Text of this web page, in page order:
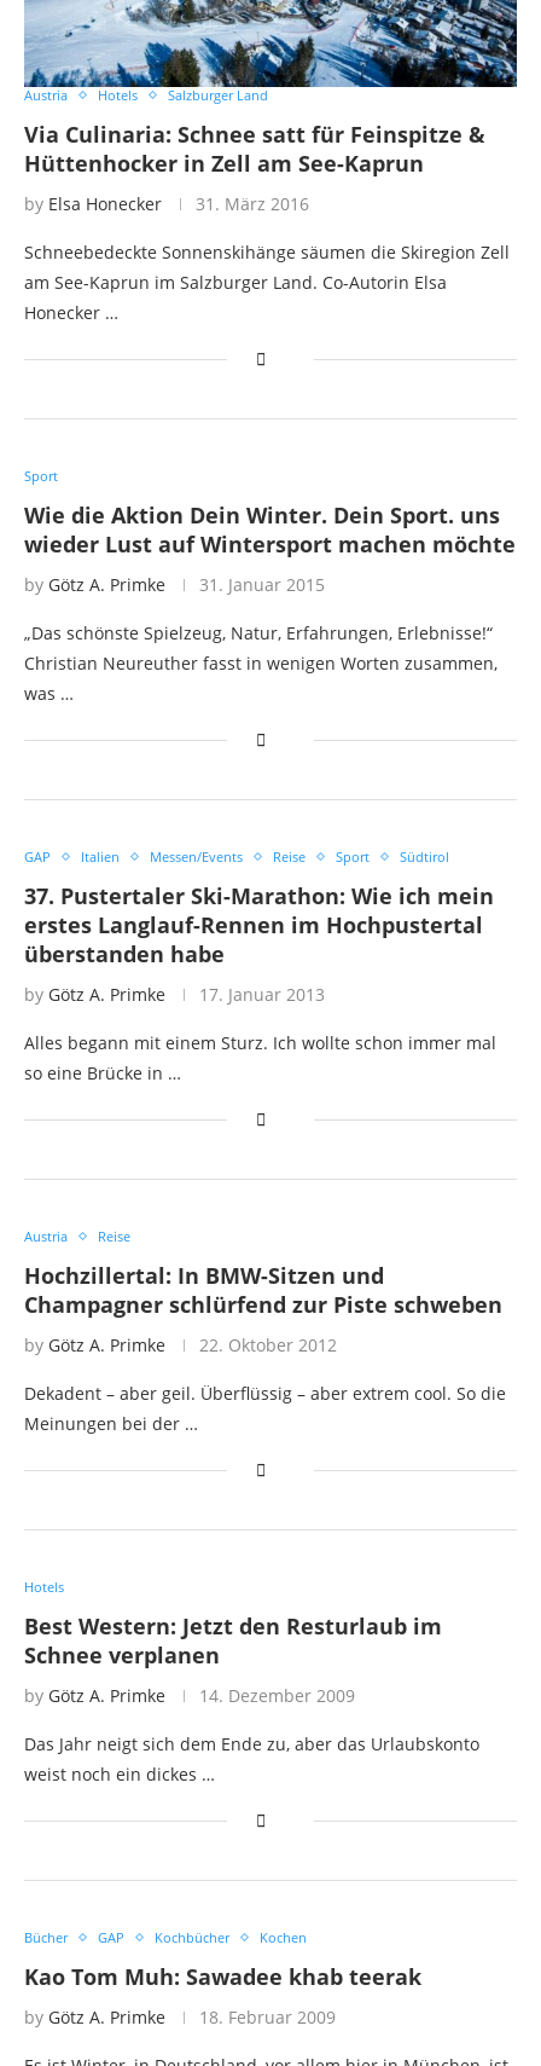
Austria Hotels Salzburger Land
Via Culinaria: Schnee satt für Feinspitze &
Hüttenhocker in Zell am See-Kaprun
by Elsa Honecker 31. März 2016
Schneebedeckte Sonnenskihänge säumen die Skiregion Zell
am See-Kaprun im Salzburger Land. Co-Autorin Elsa
Honecker …
Sport
Wie die Aktion Dein Winter. Dein Sport. uns
wieder Lust auf Wintersport machen möchte
by Götz A. Primke 31. Januar 2015
„Das schönste Spielzeug, Natur, Erfahrungen, Erlebnisse!“
Christian Neureuther fasst in wenigen Worten zusammen,
was …
GAP Italien Messen/Events Reise Sport Südtirol
37. Pustertaler Ski-Marathon: Wie ich mein
erstes Langlauf-Rennen im Hochpustertal
überstanden habe
by Götz A. Primke 17. Januar 2013
Alles begann mit einem Sturz. Ich wollte schon immer mal
so eine Brücke in …
Austria Reise
Hochzillertal: In BMW-Sitzen und
Champagner schlürfend zur Piste schweben
by Götz A. Primke 22. Oktober 2012
Dekadent – aber geil. Überflüssig – aber extrem cool. So die
Meinungen bei der …
Hotels
Best Western: Jetzt den Resturlaub im
Schnee verplanen
by Götz A. Primke 14. Dezember 2009
Das Jahr neigt sich dem Ende zu, aber das Urlaubskonto
weist noch ein dickes …
Bücher GAP Kochbücher Kochen
Kao Tom Muh: Sawadee khab teerak
by Götz A. Primke 18. Februar 2009